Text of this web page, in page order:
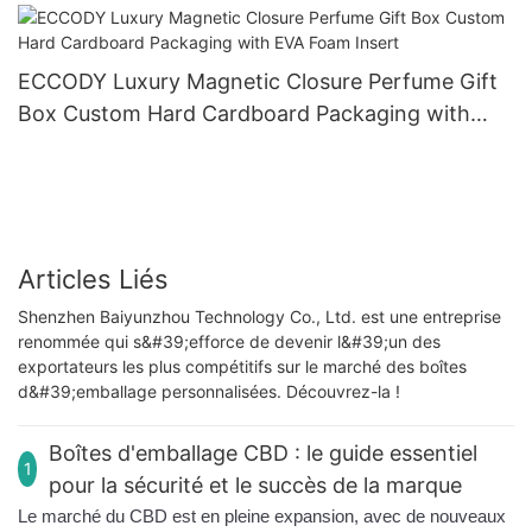
ECCODY Luxury Magnetic Closure Perfume Gift
Box Custom Hard Cardboard Packaging with
Articles Liés
Shenzhen Baiyunzhou Technology Co., Ltd. est une entreprise
renommée qui s&#39;efforce de devenir l&#39;un des
exportateurs les plus compétitifs sur le marché des boîtes
d&#39;emballage personnalisées. Découvrez-la !
1
Boîtes d'emballage CBD : le guide essentiel
pour la sécurité et le succès de la marque
Le marché du CBD est en pleine expansion, avec de nouveaux